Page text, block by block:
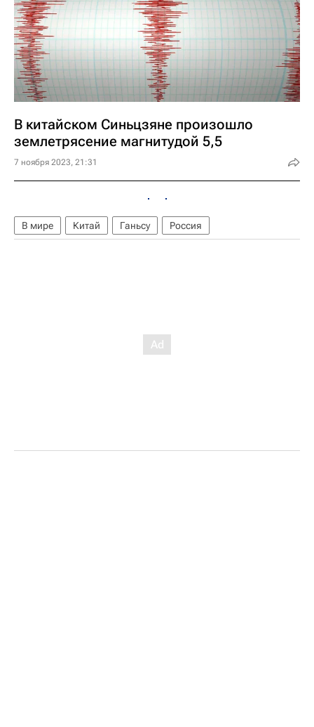
В китайском Синьцзяне произошло
землетрясение магнитудой 5,5
7 ноября 2023, 21:31
В мире Китай Ганьсу Россия